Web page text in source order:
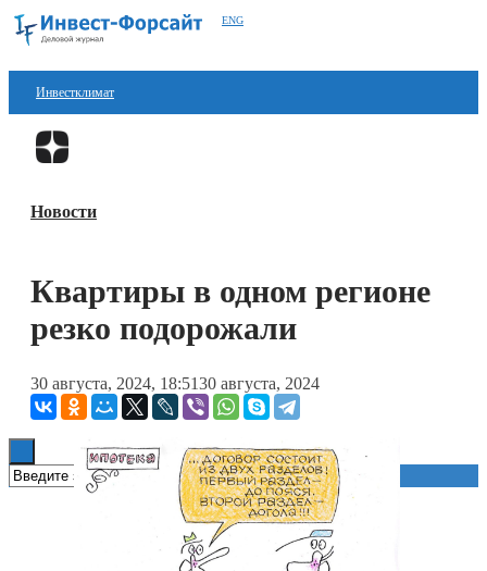
ENG
Инвестклимат
Финансы
Блокчейн
Технологии
Книги
Новости
Квартиры в одном регионе
резко подорожали
30 августа, 2024, 18:5130 августа, 2024